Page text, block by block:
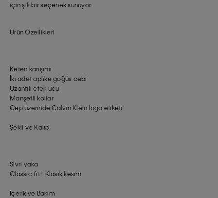
için şık bir seçenek sunuyor.
Ürün Özellikleri
Keten karışımı
İki adet aplike göğüs cebi
Uzantılı etek ucu
Manşetli kollar
Cep üzerinde Calvin Klein logo etiketi
Şekil ve Kalıp
Sivri yaka
Classic fit - Klasik kesim
İçerik ve Bakım